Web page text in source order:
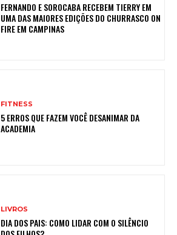
FERNANDO E SOROCABA RECEBEM TIERRY EM
UMA DAS MAIORES EDIÇÕES DO CHURRASCO ON
FIRE EM CAMPINAS
FITNESS
5 ERROS QUE FAZEM VOCÊ DESANIMAR DA
ACADEMIA
LIVROS
DIA DOS PAIS: COMO LIDAR COM O SILÊNCIO